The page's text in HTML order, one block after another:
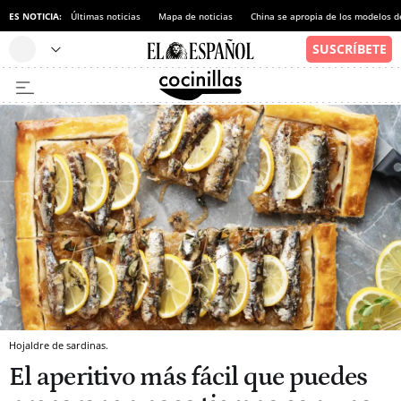
ES NOTICIA: Últimas noticias Mapa de noticias China se apropia de los modelos
Hojaldre de sardinas.
El aperitivo más fácil que puedes